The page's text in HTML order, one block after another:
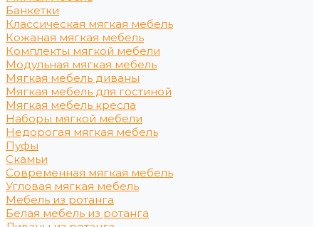
Банкетки
Классическая мягкая мебель
Кожаная мягкая мебель
Комплекты мягкой мебели
Модульная мягкая мебель
Мягкая мебель диваны
Мягкая мебель для гостиной
Мягкая мебель кресла
Наборы мягкой мебели
Недорогая мягкая мебель
Пуфы
Скамьи
Современная мягкая мебель
Угловая мягкая мебель
Мебель из ротанга
Белая мебель из ротанга